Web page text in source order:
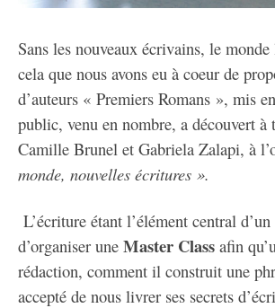
Sans les nouveaux écrivains, le
cela que nous avons eu à coeur de
d’auteurs « Premiers Romans », mis
public, venu en nombre, a découvert à
Camille Brunel et Gabriela Zalapi, à
monde, nouvelles écritures ».
L’écriture étant l’élément central
d’organiser une Master Class afin
rédaction, comment il construit une
accepté de nous livrer ses secrets